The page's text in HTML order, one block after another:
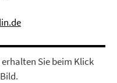
Sie beim Klick